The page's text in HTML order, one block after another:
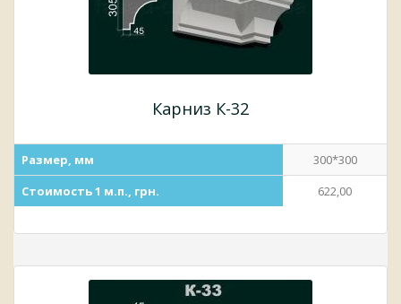
Карниз К-32
Размер, мм
300*300
Стоимость 1 м.п., грн.
622,00